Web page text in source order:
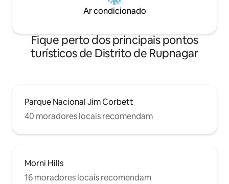
Ar condicionado
Fique perto dos principais pontos
turísticos de Distrito de Rupnagar
Parque Nacional Jim Corbett
40 moradores locais recomendam
Morni Hills
16 moradores locais recomendam